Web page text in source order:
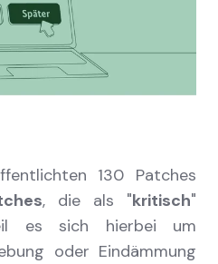
130 Patches
, die als "kritisch"
es sich hierbei um
oder Eindämmung